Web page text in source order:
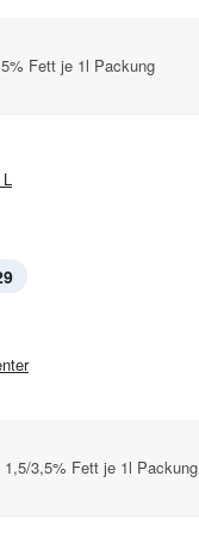
Fett je 1l Packung
3,5% Fett je 1l Packung